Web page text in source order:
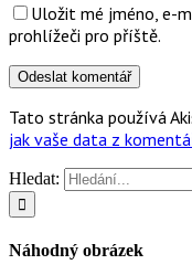
Uložit mé jméno, e-
prohlížeči pro příště.
Tato stránka používá
jak vaše data z
Hledat:
Náhodný obrázek